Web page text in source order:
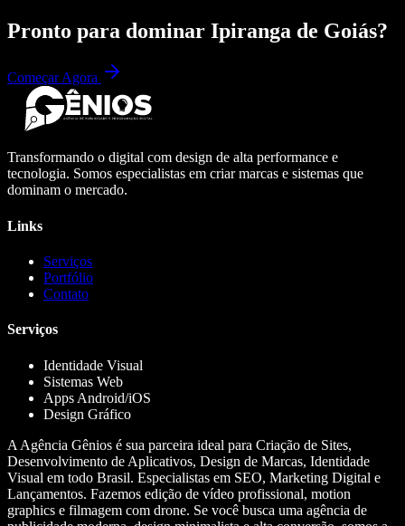
Pronto para dominar Ipiranga de Goiás?
Começar Agora
Transformando o digital com design de alta performance e
tecnologia. Somos especialistas em criar marcas e sistemas que
dominam o mercado.
Links
Serviços
Portfólio
Contato
Serviços
Identidade Visual
Sistemas Web
Apps Android/iOS
Design Gráfico
A Agência Gênios é sua parceira ideal para Criação de Sites,
Desenvolvimento de Aplicativos, Design de Marcas, Identidade
Visual em todo Brasil. Especialistas em SEO, Marketing Digital e
Lançamentos. Fazemos edição de vídeo profissional, motion
graphics e filmagem com drone. Se você busca uma agência de